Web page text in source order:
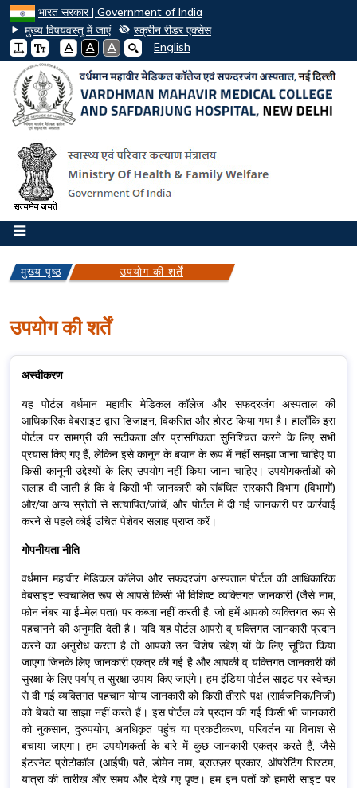
भारत सरकार | Government of India
मुख्य विषयवस्तु में जाएं
स्क्रीन रीडर एक्सेस
A
A A English
मुख्य पृष्ठ उपयोग की शर्तें
उपयोग की शर्तें
अस्वीकरण
यह पोर्टल वर्धमान महावीर मेडिकल कॉलेज और सफदरजंग अस्पताल की
आधिकारिक वेबसाइट द्वारा डिजाइन, विकसित और होस्ट किया गया है। हालाँकि इस
पोर्टल पर सामग्री की सटीकता और प्रासंगिकता सुनिश्चित करने के लिए सभी
प्रयास किए गए हैं, लेकिन इसे कानून के बयान के रूप में नहीं समझा जाना चाहिए या
किसी कानूनी उद्देश्यों के लिए उपयोग नहीं किया जाना चाहिए। उपयोगकर्ताओं को
सलाह दी जाती है कि वे किसी भी जानकारी को संबंधित सरकारी विभाग (विभागों)
और/या अन्य स्रोतों से सत्यापित/जांचें, और पोर्टल में दी गई जानकारी पर कार्रवाई
करने से पहले कोई उचित पेशेवर सलाह प्राप्त करें।
गोपनीयता नीति
वर्धमान महावीर मेडिकल कॉलेज और सफदरजंग अस्पताल पोर्टल की आधिकारिक
वेबसाइट स्वचालित रूप से आपसे किसी भी विशिष्ट व्यक्तिगत जानकारी (जैसे नाम,
फोन नंबर या ई-मेल पता) पर कब्जा नहीं करती है, जो हमें आपको व्यक्तिगत रूप से
पहचानने की अनुमति देती है। यदि यह पोर्टल आपसे व् यक्तिगत जानकारी प्रदान
करने का अनुरोध करता है तो आपको उन विशेष उद्देश् यों के लिए सूचित किया
जाएगा जिनके लिए जानकारी एकत्र की गई है और आपकी व् यक्तिगत जानकारी की
सुरक्षा के लिए पर्याप् त सुरक्षा उपाय किए जाएंगे। हम इंडिया पोर्टल साइट पर स्वेच्छा
से दी गई व्यक्तिगत पहचान योग्य जानकारी को किसी तीसरे पक्ष (सार्वजनिक/निजी)
को बेचते या साझा नहीं करते हैं। इस पोर्टल को प्रदान की गई किसी भी जानकारी
को नुकसान, दुरुपयोग, अनधिकृत पहुंच या प्रकटीकरण, परिवर्तन या विनाश से
बचाया जाएगा। हम उपयोगकर्ता के बारे में कुछ जानकारी एकत्र करते हैं, जैसे
इंटरनेट प्रोटोकॉल (आईपी) पते, डोमेन नाम, ब्राउज़र प्रकार, ऑपरेटिंग सिस्टम,
यात्रा की तारीख और समय और देखे गए पृष्ठ। हम इन पतों को हमारी साइट पर